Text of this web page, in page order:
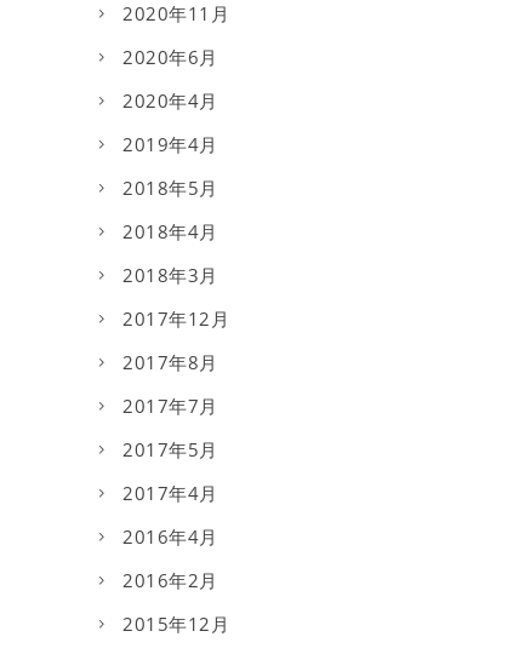
2020年11月
2020年6月
2020年4月
2019年4月
2018年5月
2018年4月
2018年3月
2017年12月
2017年8月
2017年7月
2017年5月
2017年4月
2016年4月
2016年2月
2015年12月